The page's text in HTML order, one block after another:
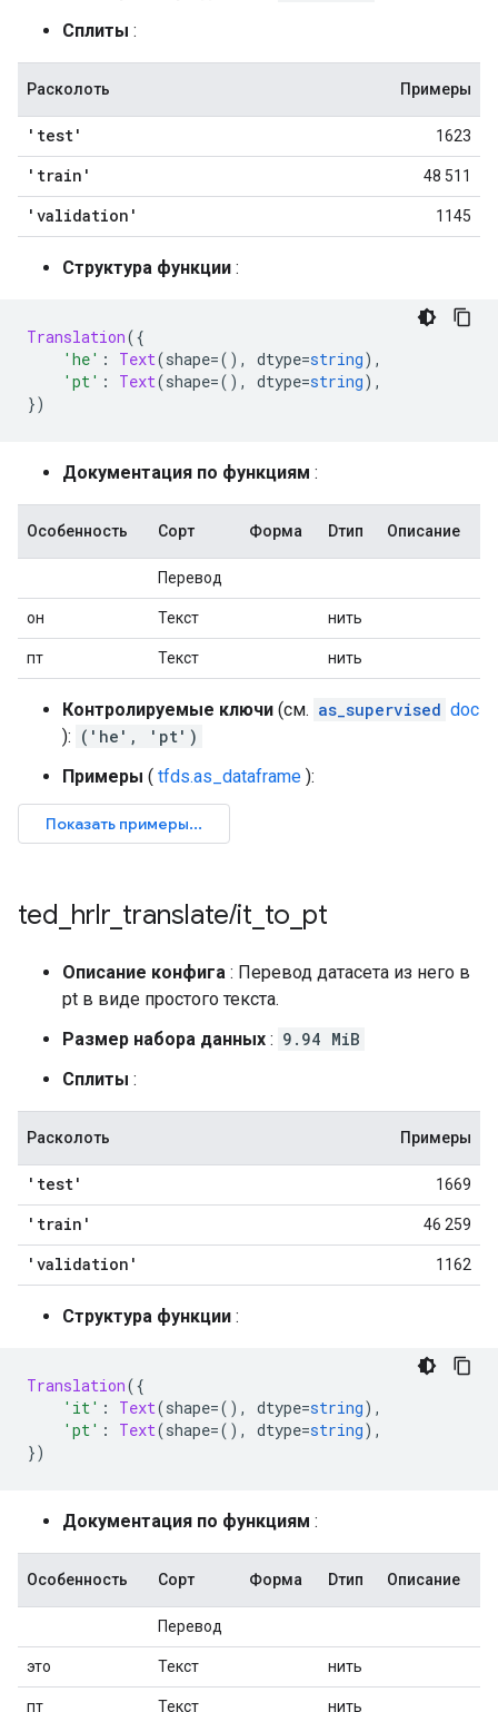
Сплиты :
Расколоть Примеры
'test' 1623
'train' 48 511
'validation' 1145
Структура функции :
Translation({
'he' : Text(shape=(), dtype=string),
'pt' : Text(shape=(), dtype=string),
})
Документация по функциям :
Особенность Сорт Форма Dтип Описание
Перевод
он Текст нить
пт Текст нить
Контролируемые ключи (см. as_supervised doc
): ('he', 'pt')
Примеры ( tfds.as_dataframe ):
ted hrlr translate/it to pt
Описание конфига : Перевод датасета из него в
pt в виде простого текста.
Размер набора данных : 9.94 MiB
Сплиты :
Расколоть Примеры
'test' 1669
'train' 46 259
'validation' 1162
Структура функции :
Translation({
'it' : Text(shape=(), dtype=string),
'pt' : Text(shape=(), dtype=string),
})
Документация по функциям :
Особенность Сорт Форма Dтип Описание
Перевод
это Текст нить
пт Текст нить